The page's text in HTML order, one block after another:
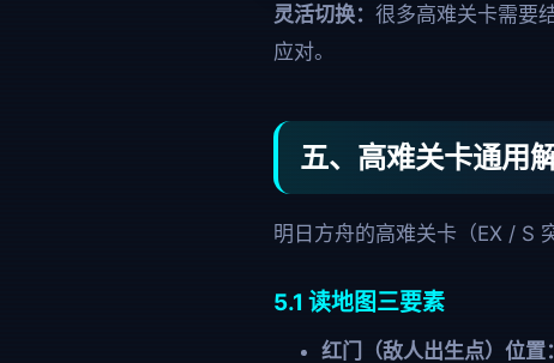
灵活切换： 很多高难关卡需要
应对。
五、高难关卡通用
明日方舟的高难关卡（EX / S
5.1 读地图三要素
红门（敌人出生点）位置：